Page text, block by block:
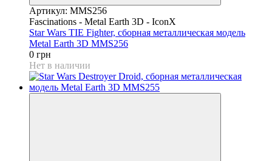
Артикул: MMS256
Fascinations - Metal Earth 3D - IconX
Star Wars TIE Fighter, сборная металлическая модель
Metal Earth 3D MMS256
0 грн
Нет в наличии